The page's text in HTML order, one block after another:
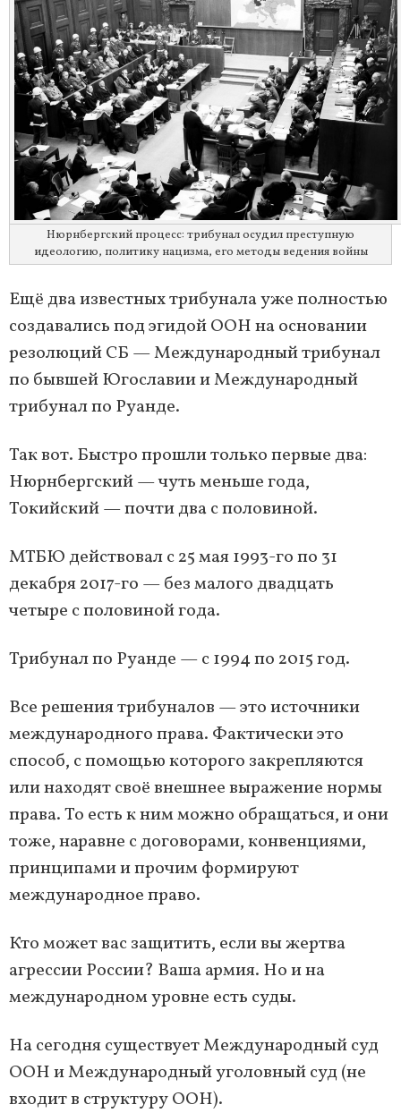
Нюрнбергский процесс: трибунал осудил преступную
идеологию, политику нацизма, его методы ведения войны
Ещё два известных трибунала уже полностью
создавались под эгидой ООН на основании
резолюций СБ — Международный трибунал
по бывшей Югославии и Международный
трибунал по Руанде.
Так вот. Быстро прошли только первые два:
Нюрнбергский — чуть меньше года,
Токийский — почти два с половиной.
МТБЮ действовал с 25 мая 1993-го по 31
декабря 2017-го — без малого двадцать
четыре с половиной года.
Трибунал по Руанде — с 1994 по 2015 год.
Все решения трибуналов — это источники
международного права. Фактически это
способ, с помощью которого закрепляются
или находят своё внешнее выражение нормы
права. То есть к ним можно обращаться, и они
тоже, наравне с договорами, конвенциями,
принципами и прочим формируют
международное право.
Кто может вас защитить, если вы жертва
агрессии России? Ваша армия. Но и на
международном уровне есть суды.
На сегодня существует Международный суд
ООН и Международный уголовный суд (не
входит в структуру ООН).